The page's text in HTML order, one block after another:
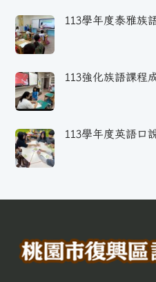
113學年度泰雅族
113強化族語課程
113學年度英語口